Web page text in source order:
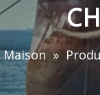
Maison »